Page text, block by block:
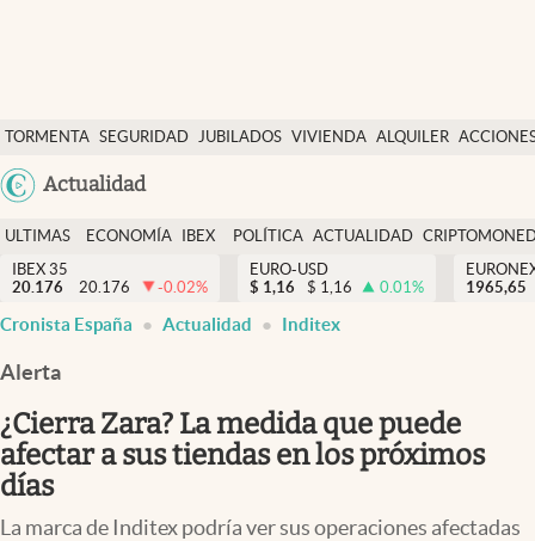
TORMENTA SEGURIDAD JUBILADOS VIVIENDA ALQUILER
USA
Actualidad
Economía y finanzas
Política
Actualidad
Criptomonedas
España
ULTIMAS
NOTICIAS
ECONOMÍA
FINANZAS
IBEX
EURO
POLÍTICA ACTUALIDAD
IBEX 35
20.176
20.176 -0.02%
EURO-USD
$ 1,16 $ 1,16 0.01%
1965,65
Cronista España Actualidad Inditex
Alerta
¿Cierra Zara? La medida que puede
afectar a sus tiendas en los próximos
días
La marca de Inditex podría ver sus operaciones afectadas